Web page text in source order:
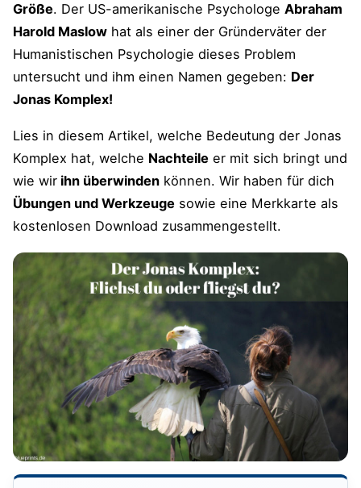
Größe. Der US-amerikanische Psychologe Abraham
Harold Maslow hat als einer der Gründerväter der
Humanistischen Psychologie dieses Problem
untersucht und ihm einen Namen gegeben: Der
Jonas Komplex!
Lies in diesem Artikel, welche Bedeutung der Jonas
Komplex hat, welche Nachteile er mit sich bringt und
wie wir ihn überwinden können. Wir haben für dich
Übungen und Werkzeuge sowie eine Merkkarte als
kostenlosen Download zusammengestellt.